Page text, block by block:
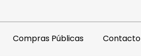
Compras Públicas Contacto